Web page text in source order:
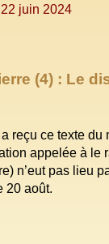
juin 2024
(4) : Le
reçu ce texte
appelée à le
n’eut pas lieu
20 août.